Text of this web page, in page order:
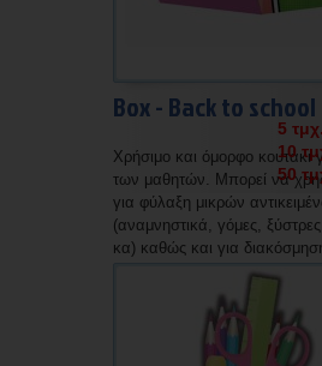
Box - Back to school
Χρήσιμο και όμορφο κουτάκι
των μαθητών. Μπορεί να
για φύλαξη μικρών
(αναμνηστικά, γόμες,
κα) καθώς και για
Σε Α5 γυαλιστερό χαρτί με
οδηγίες. Χώρος προβολής
Δυνατότητα εκτύπωσης με
5
10
50